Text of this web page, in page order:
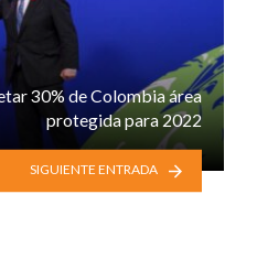
30% de Colombia área
protegida para 2022
SIGUIENTE ENTRADA